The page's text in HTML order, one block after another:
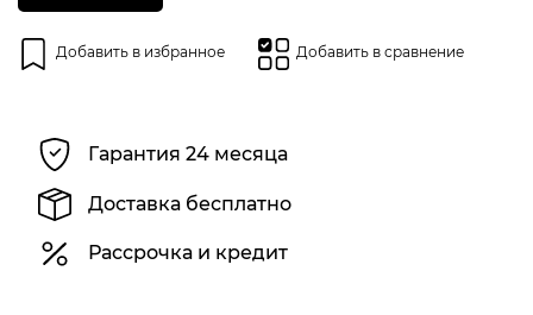
Добавить в избранное Добавить в сравнение
Гарантия 24 месяца
Доставка бесплатно
Рассрочка и кредит